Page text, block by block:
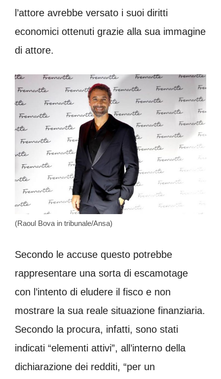
l’attore avrebbe versato i suoi diritti
economici ottenuti grazie alla sua immagine
di attore.
(Raoul Bova in tribunale/Ansa)
Secondo le accuse questo potrebbe
rappresentare una sorta di escamotage
con l’intento di eludere il fisco e non
mostrare la sua reale situazione finanziaria.
Secondo la procura, infatti, sono stati
indicati “elementi attivi”, all’interno della
dichiarazione dei redditi, “per un